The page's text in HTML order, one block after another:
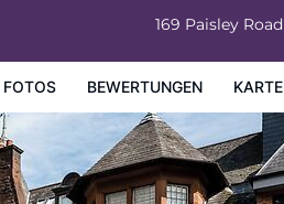
169 Paisley Road
FOTOS BEWERTUNGEN KARTE